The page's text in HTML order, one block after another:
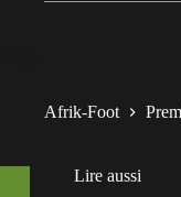
Afrik-Foot
Lire aussi